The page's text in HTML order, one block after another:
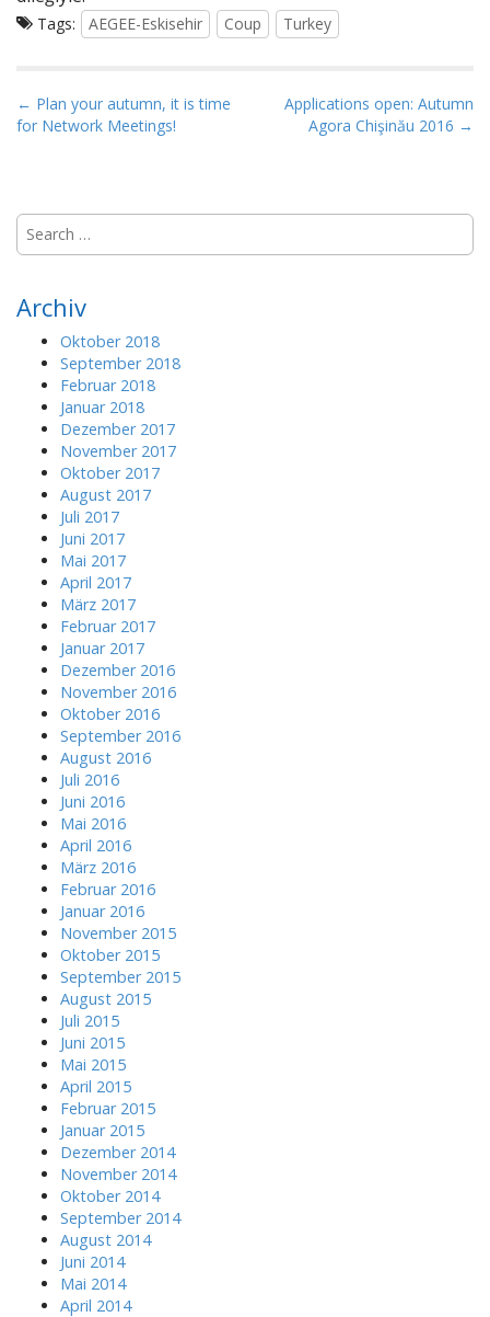
Tags: AEGEE-Eskisehir Coup Turkey
P
o
n
a
i
← Plan your autumn, it is time
for Network Meetings!
Applications open: Autumn
Agora Chişinău 2016 →
S
c
Archiv
Oktober 2018
September 2018
Februar 2018
Januar 2018
Dezember 2017
November 2017
Oktober 2017
August 2017
Juli 2017
Juni 2017
Mai 2017
April 2017
März 2017
Februar 2017
Januar 2017
Dezember 2016
November 2016
Oktober 2016
September 2016
August 2016
Juli 2016
Juni 2016
Mai 2016
April 2016
März 2016
Februar 2016
Januar 2016
November 2015
Oktober 2015
September 2015
August 2015
Juli 2015
Juni 2015
Mai 2015
April 2015
Februar 2015
Januar 2015
Dezember 2014
November 2014
Oktober 2014
September 2014
August 2014
Juni 2014
Mai 2014
April 2014